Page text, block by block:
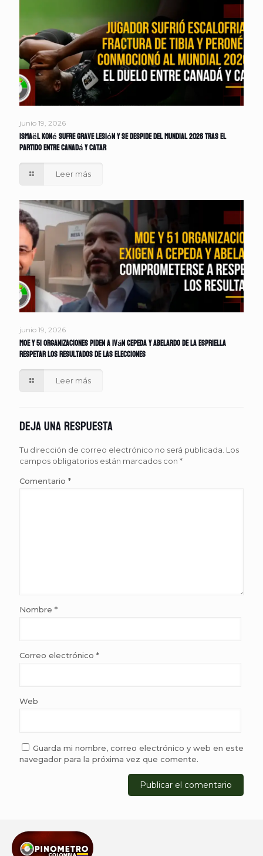
junio 19, 2026
Ismaël Koné sufre grave lesión y se despide del Mundial 2026 tras el
partido entre Canadá y Catar
Leer más
junio 19, 2026
MOE y 51 organizaciones piden a Iván Cepeda y Abelardo de la Espriella
respetar los resultados de las elecciones
Leer más
Deja una respuesta
Tu dirección de correo electrónico no será publicada. Los
campos obligatorios están marcados con *
Comentario *
Nombre *
Correo electrónico *
Web
Guarda mi nombre, correo electrónico y web en este
navegador para la próxima vez que comente.